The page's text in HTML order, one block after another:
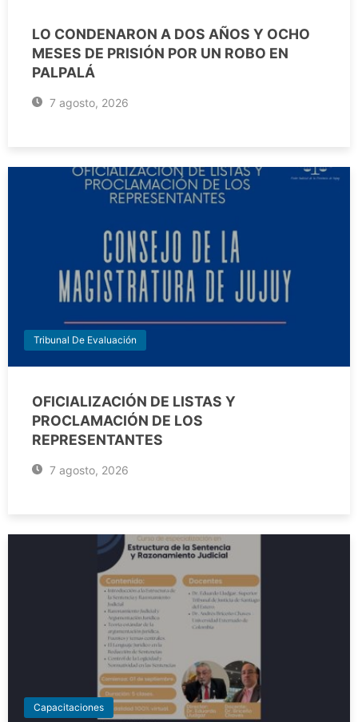
LO CONDENARON A DOS AÑOS Y OCHO
MESES DE PRISIÓN POR UN ROBO EN
PALPALÁ
7 agosto, 2026
Tribunal De Evaluación
OFICIALIZACIÓN DE LISTAS Y
PROCLAMACIÓN DE LOS
REPRESENTANTES
7 agosto, 2026
Capacitaciones